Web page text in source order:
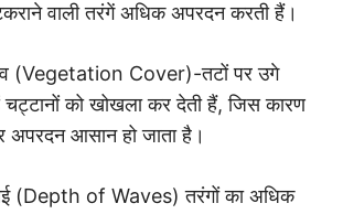
वाली तरंगें अधिक अपरदन करती हैं।
(Vegetation Cover)-तटों पर उगे
को खोखला कर देती हैं, जिस कारण
अपरदन आसान हो जाता है।
(Depth of Waves) तरंगों का अधिक